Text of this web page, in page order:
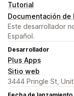
Tutorial
Documentación de
Este desarrollador
Español.
Desarrollador
Plus Apps
Sitio web
3444 Pringle St,